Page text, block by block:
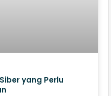
yang Perlu